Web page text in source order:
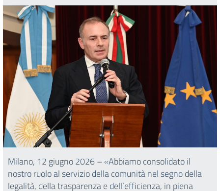
Milano, 12 giugno 2026 – «Abbiamo consolidato il
nostro ruolo al servizio della comunità nel segno della
legalità, della trasparenza e dell’efficienza, in piena